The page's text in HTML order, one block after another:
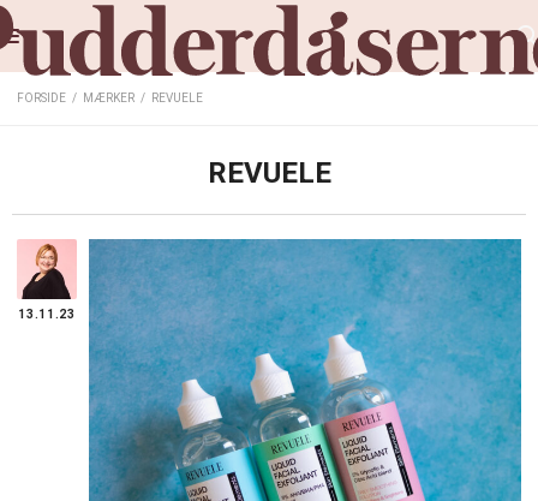
FORSIDE / MÆRKER / REVUELE
REVUELE
13.11.23